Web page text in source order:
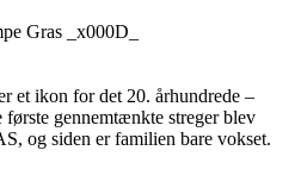
Gras _x000D_
et ikon for det 20. århundrede –
gennemtænkte streger blev
og siden er familien bare vokset.